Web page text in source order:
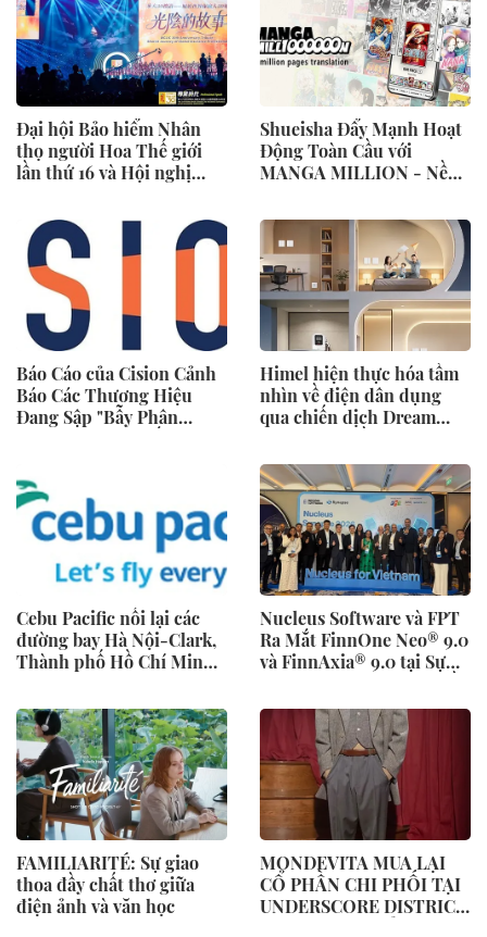
Đại hội Bảo hiểm Nhân
thọ người Hoa Thế giới
lần thứ 16 và Hội nghị
Rồng Quốc tế (IDA) 2026
được tổ chức trọng thể
Shueisha Đẩy Mạnh Hoạt
Động Toàn Cầu với
MANGA MILLION - Nền
Tranh Nhật Bản) Hỗ Trợ
100 Ngôn Ngữ
Báo Cáo của Cision Cảnh
Báo Các Thương Hiệu
Đang Sập "Bẫy Phân
Himel hiện thực hóa tầm
nhìn về điện dân dụng
qua chiến dịch Dream
Cebu Pacific nối lại các
đường bay Hà Nội-Clark,
Thành phố Hồ Chí Minh-
Nucleus Software và FPT
Ra Mắt FinnOne Neo® 9.0
và FinnAxia® 9.0 tại Sự
Đầu Tiên tại Việt Nam
FAMILIARITÉ: Sự giao
thoa đầy chất thơ giữa
điện ảnh và văn học
MONDEVITA MUA LẠI
CỔ PHẦN CHI PHỐI TẠI
UNDERSCORE DISTRICT,